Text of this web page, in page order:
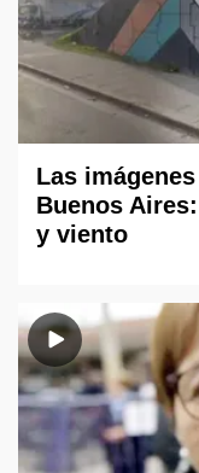
Las
Buenos
y viento